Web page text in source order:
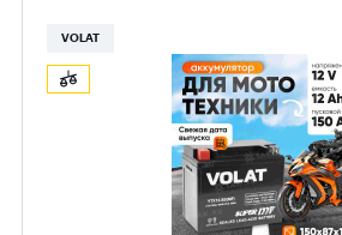
VOLAT